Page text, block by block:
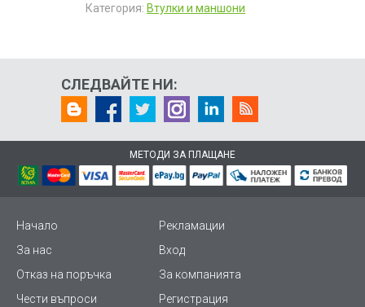
Категория: Втулки и маншони
СЛЕДВАЙТЕ НИ:
МЕТОДИ ЗА ПЛАЩАНЕ
Начало
Рекламации
За нас
Вход
Отказ на поръчка
За компанията
Чести въпроси
Регистрация